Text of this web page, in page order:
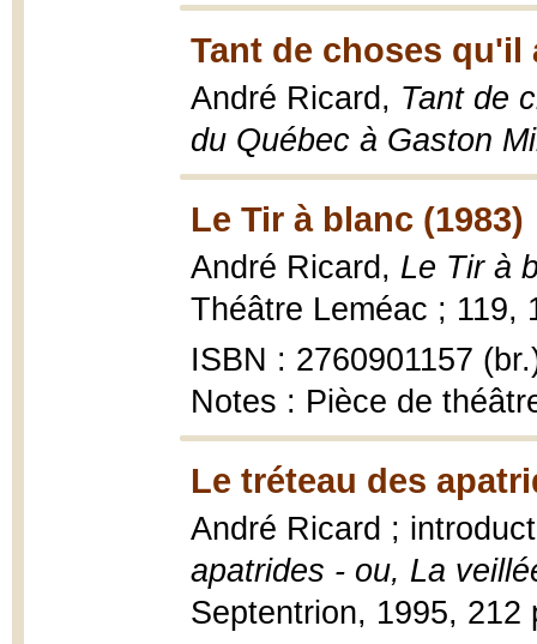
Tant de choses qu'il
André Ricard, Tant de
du Québec à Gaston
Le Tir à blanc (1983)
André Ricard, Le Tir à
Théâtre Leméac ; 119,
ISBN : 2760901157
Notes : Pièce de
Le tréteau des
André Ricard ;
apatrides - ou, La
Septentrion, 1995, 212